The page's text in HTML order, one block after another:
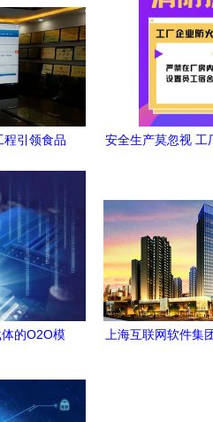
程引领食品
安全生产莫忽视 工
的O2O模
上海互联网软件集